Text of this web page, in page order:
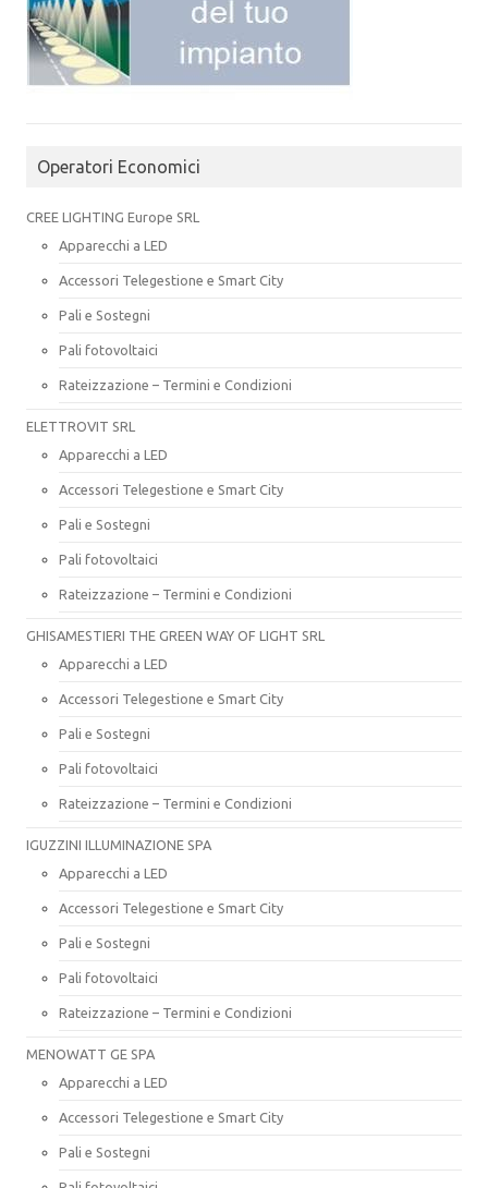
Operatori Economici
CREE LIGHTING Europe SRL
Apparecchi a LED
Accessori Telegestione e Smart City
Pali e Sostegni
Pali fotovoltaici
Rateizzazione – Termini e Condizioni
ELETTROVIT SRL
Apparecchi a LED
Accessori Telegestione e Smart City
Pali e Sostegni
Pali fotovoltaici
Rateizzazione – Termini e Condizioni
GHISAMESTIERI THE GREEN WAY OF LIGHT SRL
Apparecchi a LED
Accessori Telegestione e Smart City
Pali e Sostegni
Pali fotovoltaici
Rateizzazione – Termini e Condizioni
IGUZZINI ILLUMINAZIONE SPA
Apparecchi a LED
Accessori Telegestione e Smart City
Pali e Sostegni
Pali fotovoltaici
Rateizzazione – Termini e Condizioni
MENOWATT GE SPA
Apparecchi a LED
Accessori Telegestione e Smart City
Pali e Sostegni